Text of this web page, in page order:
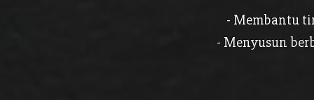
- Membantu
- Menyusun